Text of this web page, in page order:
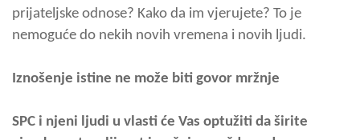
prijateljske odnose? Kako da im vjerujete? To je
nemoguće do nekih novih vremena i novih ljudi.
Iznošenje istine ne može biti govor mržnje
SPC i njeni ljudi u vlasti će Vas optužiti da širite